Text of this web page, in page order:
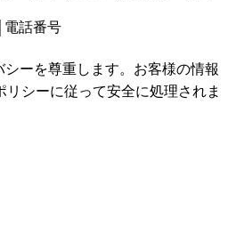
電話番号
シーを尊重します。お客様の情報
シーに従って安全に処理されま